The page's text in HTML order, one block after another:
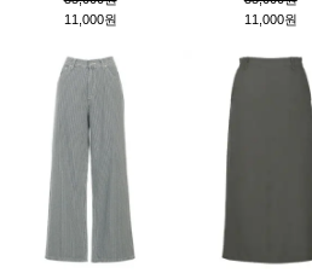
11,000원
11,000원